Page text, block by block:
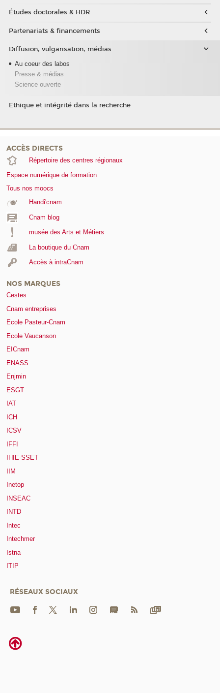
Études doctorales & HDR
Partenariats & financements
Diffusion, vulgarisation, médias
Au coeur des labos
Presse & médias
Science ouverte
Ethique et intégrité dans la recherche
ACCÈS DIRECTS
Répertoire des centres régionaux
Espace numérique de formation
Tous nos moocs
Handi'cnam
Cnam blog
musée des Arts et Métiers
La boutique du Cnam
Accès à intraCnam
NOS MARQUES
Cestes
Cnam entreprises
Ecole Pasteur-Cnam
Ecole Vaucanson
EICnam
ENASS
Enjmin
ESGT
IAT
ICH
ICSV
IFFI
IHIE-SSET
IIM
Inetop
INSEAC
INTD
Intec
Intechmer
Istna
ITIP
RÉSEAUX SOCIAUX